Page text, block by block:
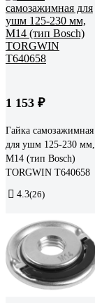
1 153 ₽
Гайка самозажимная
для ушм 125-230 мм,
М14 (тип Bosch)
TORGWIN T640658
4.3(26)